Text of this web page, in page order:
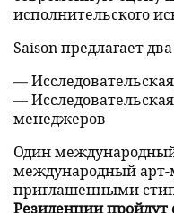
исполнительского
Saison предлагает
—
—
менеджеров
Один
международный арт-
приглашенными
Резиденции пройдут